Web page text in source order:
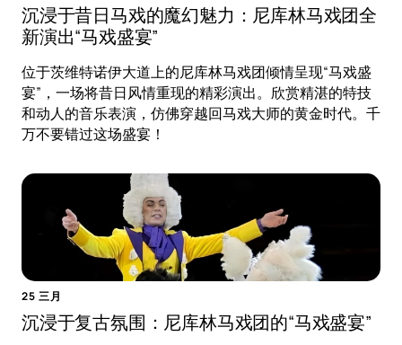
沉浸于昔日马戏的魔幻魅力：尼库林马戏团全
新演出“马戏盛宴”
位于茨维特诺伊大道上的尼库林马戏团倾情呈现“马戏盛
宴”，一场将昔日风情重现的精彩演出。欣赏精湛的特技
和动人的音乐表演，仿佛穿越回马戏大师的黄金时代。千
万不要错过这场盛宴！
25 三月
沉浸于复古氛围：尼库林马戏团的“马戏盛宴”